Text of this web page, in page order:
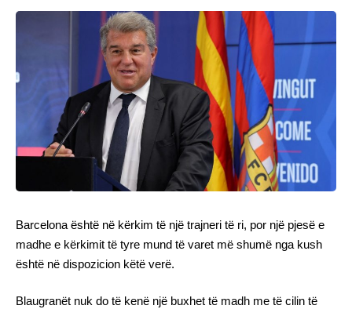
Barcelona është në kërkim të një trajneri të ri, por një pjesë e
madhe e kërkimit të tyre mund të varet më shumë nga kush
është në dispozicion këtë verë.
Blaugranët nuk do të kenë një buxhet të madh me të cilin të